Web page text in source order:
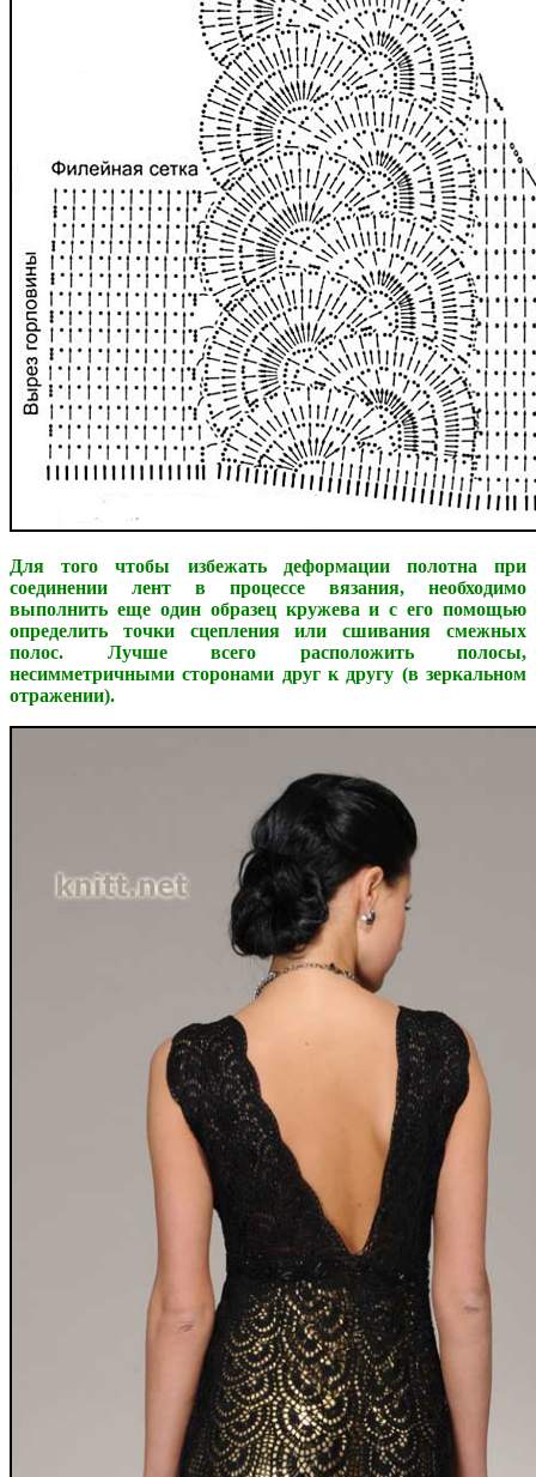
Для того чтобы избежать деформации полотна при
соединении лент в процессе вязания, необходимо
выполнить еще один образец кружева и с его помощью
определить точки сцепления или сшивания смежных
полос. Лучше всего расположить полосы,
несимметричными сторонами друг к другу (в зеркальном
отражении).